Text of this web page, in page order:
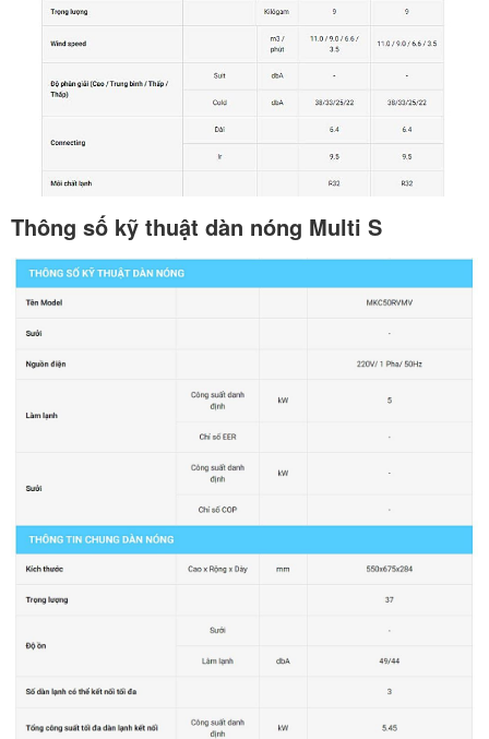
Thông số kỹ thuật dàn nóng Multi S